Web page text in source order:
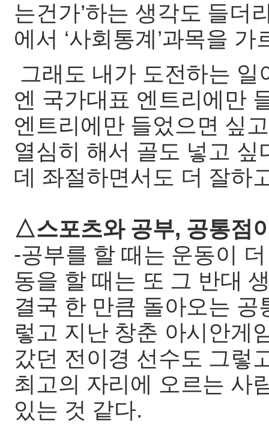
는건가’하는 생각도 들더
에서 ‘사회통계’과목을 가
그래도 내가 도전하는
엔 국가대표 엔트리에만
엔트리에만 들었으면 싶
열심히 해서 골도 넣고
데 좌절하면서도 더 잘하
△스포츠와 공부, 공통점
-공부를 할 때는 운동이
동을 할 때는 또 그 반대
결국 한 만큼 돌아오는
렇고 지난 창춘 아시안게
갔던 전이경 선수도 그렇
최고의 자리에 오르는 사
있는 것 같다.